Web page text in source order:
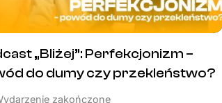
„Bliżej”: Perfekcjonizm –
do dumy czy przekleństwo?
zakończone